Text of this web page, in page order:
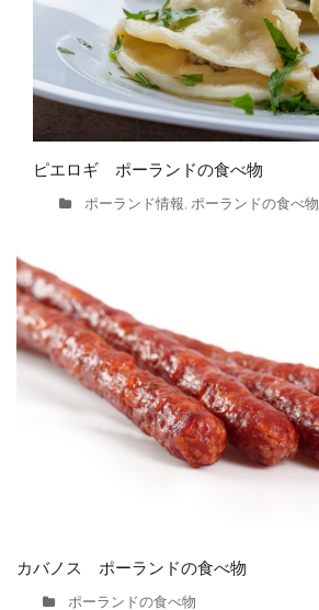
ピエロギ ポーランドの食べ物
ポーランド情報, ポーランドの食べ物
カバノス ポーランドの食べ物
ポーランドの食べ物